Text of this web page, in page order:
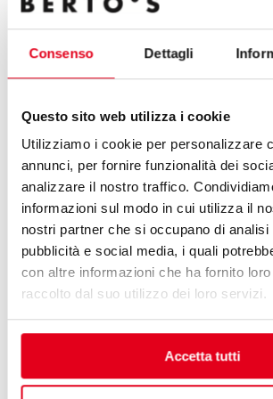
Consenso Dettagli
Questo sito web utilizza i cookie
Utilizziamo i cookie per personalizzare
annunci, per fornire funzionalità dei
analizzare il nostro traffico.
informazioni sul modo in cui utilizza il
nostri partner che si occupano di analisi
pubblicità e social media, i quali
con altre informazioni che ha fornito
raccolto dal suo utilizzo dei loro servizi.
Accetta tutti
DÉCOUVREZ TOUTES
DE LIGNE
Les lignes premium sont la
diversifiées des professionnels. Une
premium est conçue en tenant
spécifiques du client, en